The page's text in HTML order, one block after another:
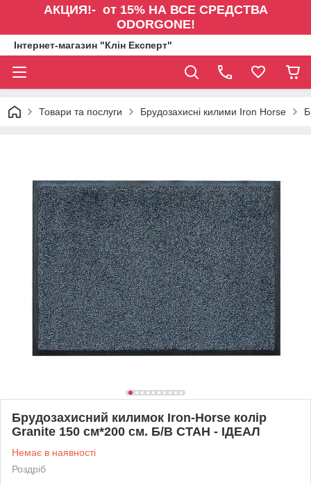
АКЦИЯ!- от 15% НА ВСЕ СРЕДСТВА
ODORGONE!
Інтернет-магазин "Клін Експерт"
Товари та послуги Брудозахисні килими Iron Horse
Брудозахисний килимок Iron-Horse колір
Granite 150 см*200 см. Б/В СТАН - ІДЕАЛ
Немає в наявності
Роздріб